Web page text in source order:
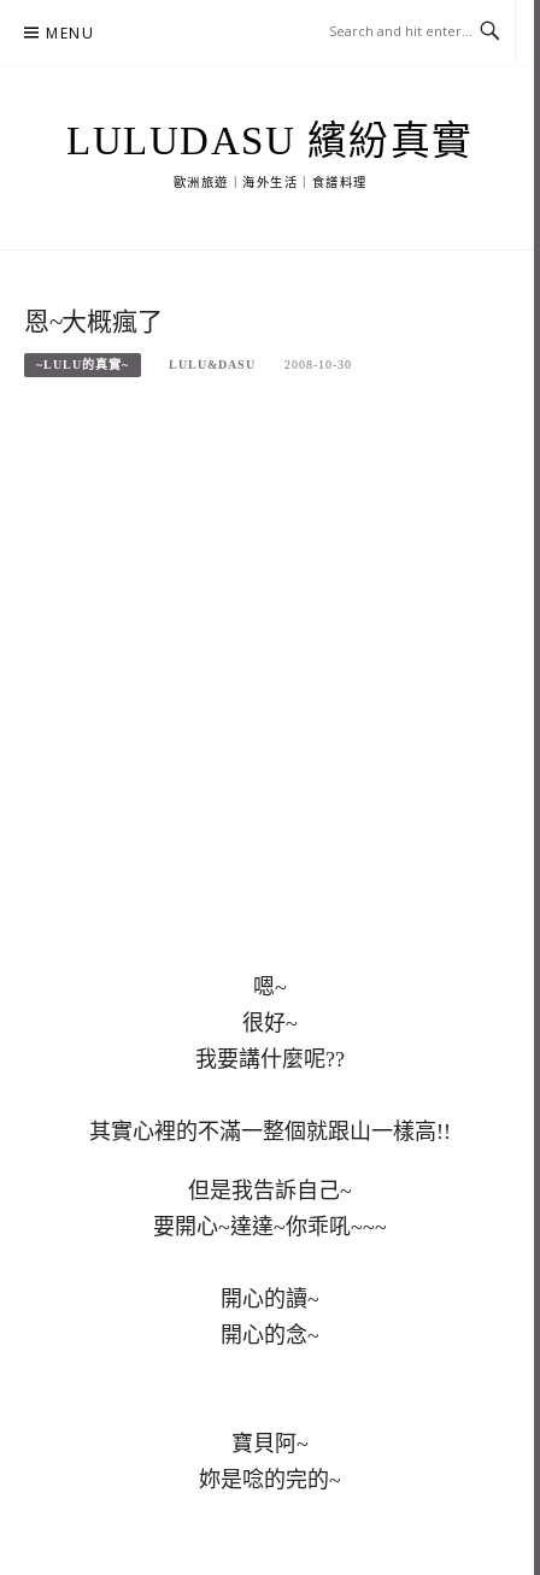
MENU
LULUDASU 繽紛真實
歐洲旅遊｜海外生活｜食譜料理
恩~大概瘋了
~LULU的真實~ LULU&DASU 2008-10-30
嗯~
很好~
我要講什麼呢??
其實心裡的不滿一整個就跟山一樣高!!
但是我告訴自己~
要開心~達達~你乖吼~~~
開心的讀~
開心的念~
寶貝阿~
妳是唸的完的~